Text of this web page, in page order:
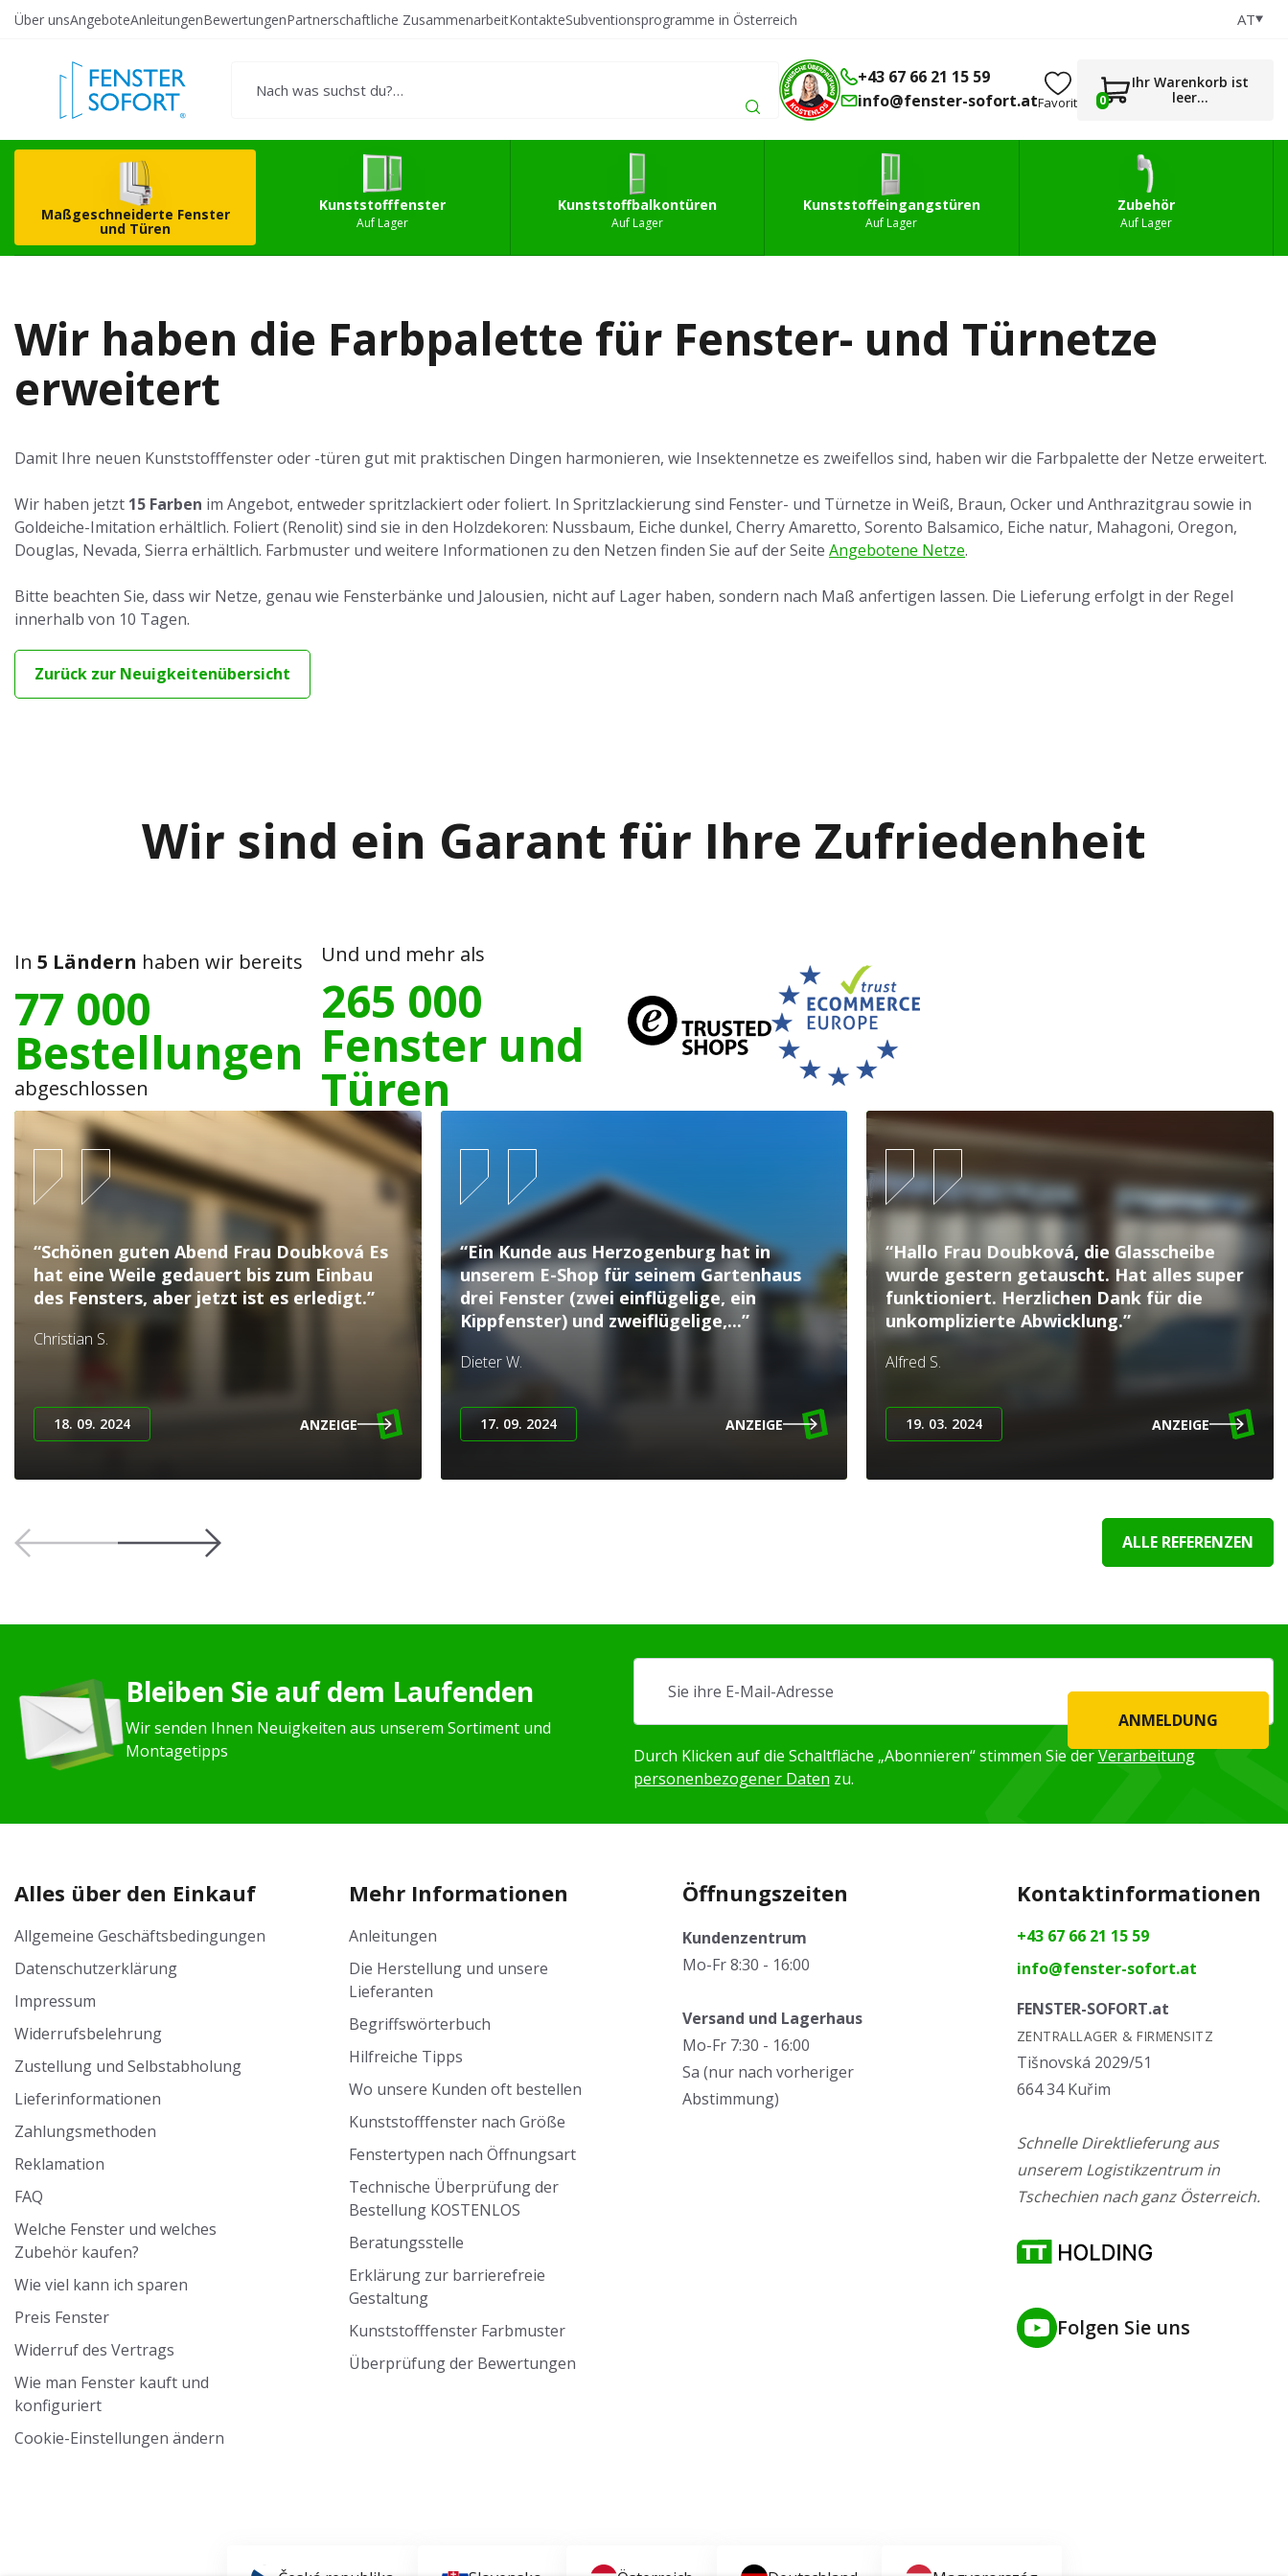
Erstellen Sie Ihr
Kunststofffenster Kunststoffbalkontüren Kunststoffeingangstüren 0
Über unsAngeboteAnleitungenBewertungenPartnerschaftliche ZusammenarbeitKontakteSubventionsprogramme in Österreich AT
+43 67 66 21 15 59
info@fenster-sofort.atFavorit 0
Ihr Warenkorb ist
leer...
Maßgeschneiderte Fenster
und Türen
Kunststofffenster
Auf Lager
Kunststoffbalkontüren
Auf Lager
Kunststoffeingangstüren
Auf Lager
Zubehör
Auf Lager
Wir haben die Farbpalette für Fenster- und Türnetze
erweitert
Damit Ihre neuen Kunststofffenster oder -türen gut mit praktischen Dingen harmonieren, wie Insektennetze es zweifellos sind, haben wir die Farbpalette der Netze erweitert.
Wir haben jetzt 15 Farben im Angebot, entweder spritzlackiert oder foliert. In Spritzlackierung sind Fenster- und Türnetze in Weiß, Braun, Ocker und Anthrazitgrau sowie in
Goldeiche-Imitation erhältlich. Foliert (Renolit) sind sie in den Holzdekoren: Nussbaum, Eiche dunkel, Cherry Amaretto, Sorento Balsamico, Eiche natur, Mahagoni, Oregon,
Douglas, Nevada, Sierra erhältlich. Farbmuster und weitere Informationen zu den Netzen finden Sie auf der Seite Angebotene Netze.
Bitte beachten Sie, dass wir Netze, genau wie Fensterbänke und Jalousien, nicht auf Lager haben, sondern nach Maß anfertigen lassen. Die Lieferung erfolgt in der Regel
innerhalb von 10 Tagen.
Zurück zur Neuigkeitenübersicht
Wir sind ein Garant für Ihre Zufriedenheit
In 5 Ländern haben wir bereits
77 000
Bestellungen
abgeschlossen
Und und mehr als
265 000
Fenster und
Türen
“Schönen guten Abend Frau Doubková Es
hat eine Weile gedauert bis zum Einbau
des Fensters, aber jetzt ist es erledigt.”
Christian S.
18. 09. 2024 ANZEIGE
“Ein Kunde aus Herzogenburg hat in
unserem E-Shop für seinem Gartenhaus
drei Fenster (zwei einflügelige, ein
Kippfenster) und zweiflügelige,...”
Dieter W.
17. 09. 2024 ANZEIGE
“Hallo Frau Doubková, die Glasscheibe
wurde gestern getauscht. Hat alles super
funktioniert. Herzlichen Dank für die
unkomplizierte Abwicklung.”
Alfred S.
19. 03. 2024 ANZEIGE
ALLE REFERENZEN
Bleiben Sie auf dem Laufenden
Wir senden Ihnen Neuigkeiten aus unserem Sortiment und
Montagetipps
ANMELDUNG
Durch Klicken auf die Schaltfläche „Abonnieren“ stimmen Sie derVerarbeitung
personenbezogener Daten zu.
Alles über den Einkauf
Allgemeine Geschäftsbedingungen
Datenschutzerklärung
Impressum
Widerrufsbelehrung
Zustellung und Selbstabholung
Lieferinformationen
Zahlungsmethoden
Reklamation
FAQ
Welche Fenster und welches
Zubehör kaufen?
Wie viel kann ich sparen
Preis Fenster
Widerruf des Vertrags
Wie man Fenster kauft und
konfiguriert
Cookie-Einstellungen ändern
Mehr Informationen
Anleitungen
Die Herstellung und unsere
Lieferanten
Begriffswörterbuch
Hilfreiche Tipps
Wo unsere Kunden oft bestellen
Kunststofffenster nach Größe
Fenstertypen nach Öffnungsart
Technische Überprüfung der
Bestellung KOSTENLOS
Beratungsstelle
Erklärung zur barrierefreie
Gestaltung
Kunststofffenster Farbmuster
Überprüfung der Bewertungen
Öffnungszeiten
Kundenzentrum
Mo-Fr 8:30 - 16:00
Versand und Lagerhaus
Mo-Fr 7:30 - 16:00
Sa (nur nach vorheriger
Abstimmung)
Kontaktinformationen
+43 67 66 21 15 59
info@fenster-sofort.at
FENSTER-SOFORT.at
ZENTRALLAGER & FIRMENSITZ
Tišnovská 2029/51
664 34 Kuřim
Schnelle Direktlieferung aus
unserem Logistikzentrum in
Tschechien nach ganz Österreich.
Folgen Sie uns